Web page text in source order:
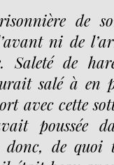
de
ni de
Saleté de
salé à en
avec cette
poussée
de quoi